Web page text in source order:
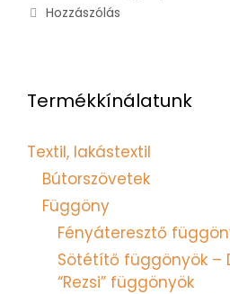
Hozzászólás
Termékkínálatunk
Textil, lakástextil
Bútorszövetek
Függöny
Fényáteresztő
Sötétítő függönyök –
“Rezsi” függönyök